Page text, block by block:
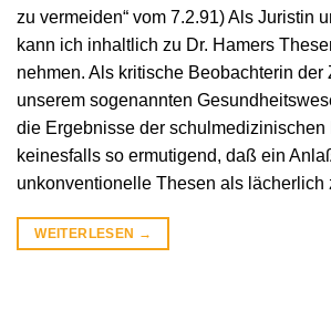
zu vermeiden“ vom 7.2.91) Als Juristin
kann ich inhaltlich zu Dr. Hamers
nehmen. Als kritische Beobachterin der
unserem sogenannten
die Ergebnisse der schulmedizinischen
keinesfalls so ermutigend, daß ein
unkonventionelle Thesen als
WEITERLESEN →